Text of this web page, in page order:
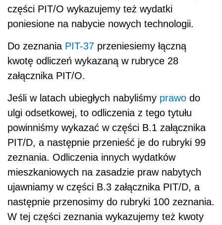
części PIT/O wykazujemy też wydatki
poniesione na nabycie nowych technologii.
Do zeznania PIT-37 przeniesiemy łączną
kwotę odliczeń wykazaną w rubryce 28
załącznika PIT/O.
Jeśli w latach ubiegłych nabyliśmy prawo do
ulgi odsetkowej, to odliczenia z tego tytułu
powinniśmy wykazać w części B.1 załącznika
PIT/D, a następnie przenieść je do rubryki 99
zeznania. Odliczenia innych wydatków
mieszkaniowych na zasadzie praw nabytych
ujawniamy w części B.3 załącznika PIT/D, a
następnie przenosimy do rubryki 100 zeznania.
W tej części zeznania wykazujemy też kwoty